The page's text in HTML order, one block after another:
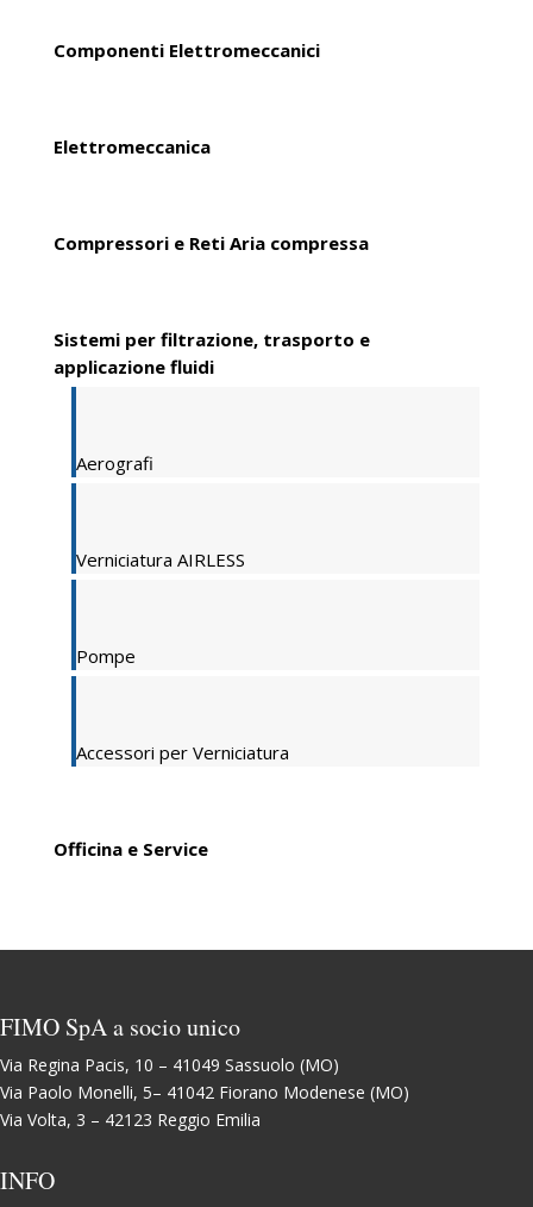
Componenti Elettromeccanici
Elettromeccanica
Compressori e Reti Aria compressa
Sistemi per filtrazione, trasporto e
applicazione fluidi
Aerografi
Verniciatura AIRLESS
Pompe
Accessori per Verniciatura
Officina e Service
FIMO SpA a socio unico
Via Regina Pacis, 10 – 41049 Sassuolo (MO)
Via Paolo Monelli, 5– 41042 Fiorano Modenese (MO)
Via Volta, 3 – 42123 Reggio Emilia
INFO